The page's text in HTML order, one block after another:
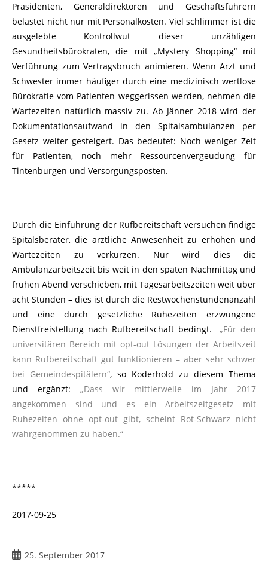
Präsidenten, Generaldirektoren und Geschäftsführern
belastet nicht nur mit Personalkosten. Viel schlimmer ist die
ausgelebte Kontrollwut dieser unzähligen
Gesundheitsbürokraten, die mit „Mystery Shopping“ mit
Verführung zum Vertragsbruch animieren. Wenn Arzt und
Schwester immer häufiger durch eine medizinisch wertlose
Bürokratie vom Patienten weggerissen werden, nehmen die
Wartezeiten natürlich massiv zu. Ab Jänner 2018 wird der
Dokumentationsaufwand in den Spitalsambulanzen per
Gesetz weiter gesteigert. Das bedeutet: Noch weniger Zeit
für Patienten, noch mehr Ressourcenvergeudung für
Tintenburgen und Versorgungsposten.
Durch die Einführung der Rufbereitschaft versuchen findige
Spitalsberater, die ärztliche Anwesenheit zu erhöhen und
Wartezeiten zu verkürzen. Nur wird dies die
Ambulanzarbeitszeit bis weit in den späten Nachmittag und
frühen Abend verschieben, mit Tagesarbeitszeiten weit über
acht Stunden – dies ist durch die Restwochenstundenanzahl
und eine durch gesetzliche Ruhezeiten erzwungene
Dienstfreistellung nach Rufbereitschaft bedingt.„Für den
universitären Bereich mit opt-out Lösungen der Arbeitszeit
kann Rufbereitschaft gut funktionieren – aber sehr schwer
bei Gemeindespitälern“, so Koderhold zu diesem Thema
und ergänzt: „Dass wir mittlerweile im Jahr 2017
angekommen sind und es ein Arbeitszeitgesetz mit
Ruhezeiten ohne opt-out gibt, scheint Rot-Schwarz nicht
wahrgenommen zu haben.“
*****
2017-09-25
25. September 2017